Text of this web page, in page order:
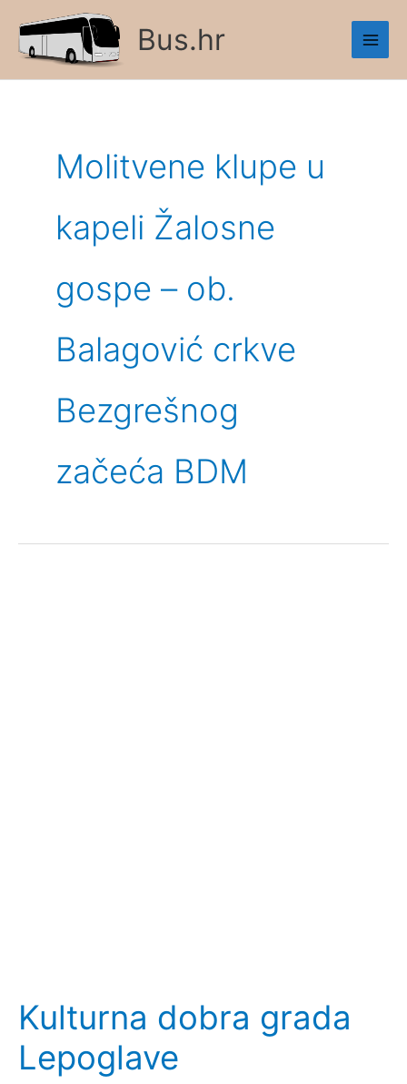
content
Bus.hr
Molitvene klupe u
kapeli Žalosne
gospe – ob.
Balagović crkve
Bezgrešnog
začeća BDM
Kulturna dobra grada
Lepoglave